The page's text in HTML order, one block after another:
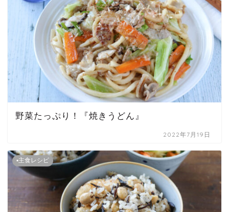
野菜たっぷり！『焼きうどん』
2022年7月19日
▪主食レシピ